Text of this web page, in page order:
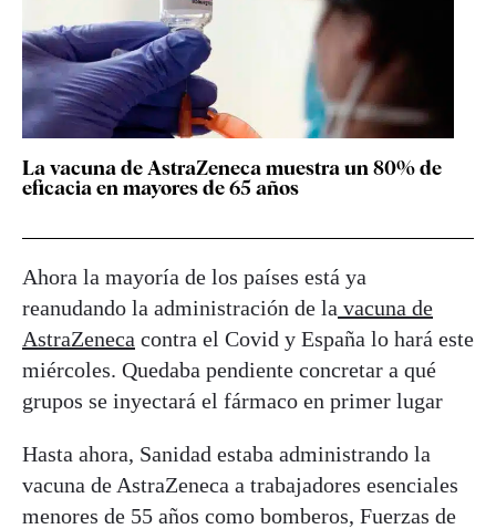
La vacuna de AstraZeneca muestra un 80% de
eficacia en mayores de 65 años
Ahora la mayoría de los países está ya
reanudando la administración de la vacuna de
AstraZeneca contra el Covid y España lo hará este
miércoles. Quedaba pendiente concretar a qué
grupos se inyectará el fármaco en primer lugar
Hasta ahora, Sanidad estaba administrando la
vacuna de AstraZeneca a trabajadores esenciales
menores de 55 años como bomberos, Fuerzas de